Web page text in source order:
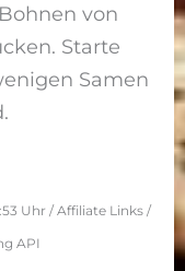
von
Starte
Samen
Uhr / Affiliate Links /
API